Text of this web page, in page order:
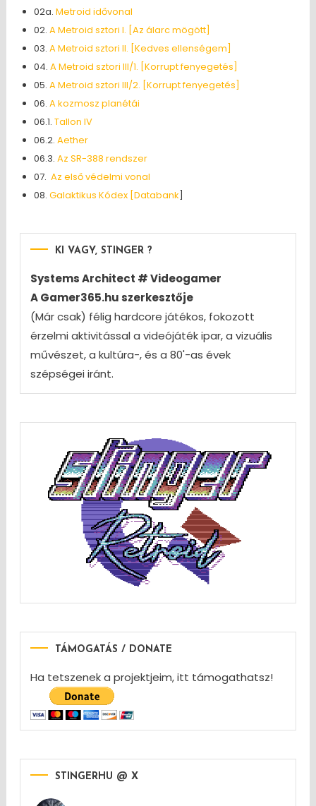
02a. Metroid idővonal
02. A Metroid sztori I. [Az álarc mögött]
03. A Metroid sztori II. [Kedves ellenségem]
04. A Metroid sztori III/1. [Korrupt fenyegetés]
05. A Metroid sztori III/2. [Korrupt fenyegetés]
06. A kozmosz planétái
06.1. Tallon IV
06.2. Aether
06.3. Az SR-388 rendszer
07. Az első védelmi vonal
08. Galaktikus Kódex [Databank
KI VAGY, STINGER ?
Systems Architect # Videogamer
A Gamer365.hu szerkesztője
(Már csak) félig hardcore játékos, fokozott
érzelmi aktivitással a videójáték ipar, a vizuális
művészet, a kultúra-, és a 80'-as évek
szépségei iránt.
TÁMOGATÁS / DONATE
Ha tetszenek a projektjeim, itt támogathatsz!
STINGERHU @ X